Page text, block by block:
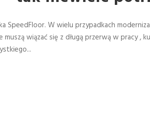
W wielu przypadkach
wiązać się z długą przerwą w pracy ,